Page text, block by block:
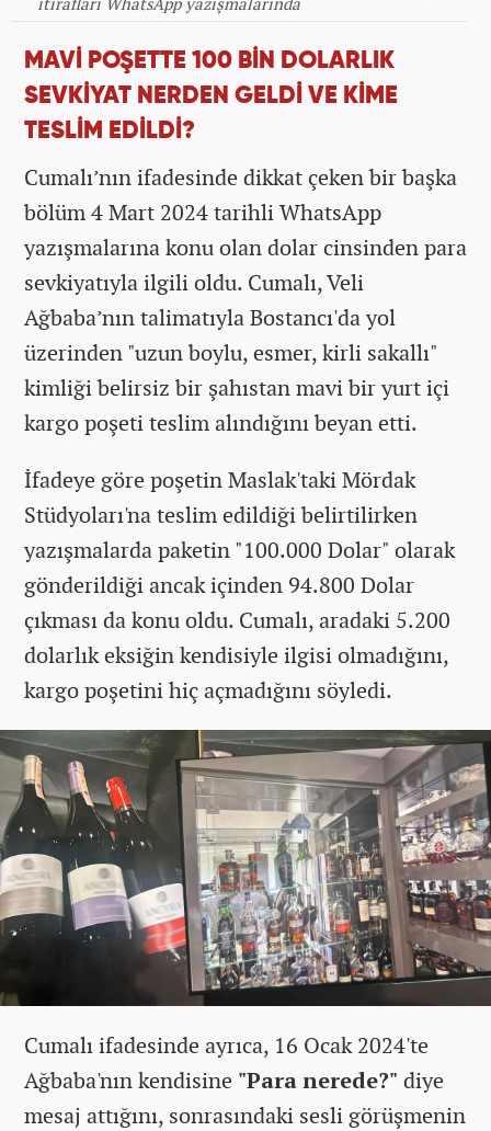
MAVİ POŞETTE 100 BİN DOLARLIK
SEVKİYAT NERDEN GELDİ VE KİME
TESLİM EDİLDİ?
Cumalı’nın ifadesinde dikkat çeken bir başka
bölüm 4 Mart 2024 tarihli WhatsApp
yazışmalarına konu olan dolar cinsinden para
sevkiyatıyla ilgili oldu. Cumalı, Veli
Ağbaba’nın talimatıyla Bostancı'da yol
üzerinden "uzun boylu, esmer, kirli sakallı"
kimliği belirsiz bir şahıstan mavi bir yurt içi
kargo poşeti teslim alındığını beyan etti.
İfadeye göre poşetin Maslak'taki Mördak
Stüdyoları'na teslim edildiği belirtilirken
yazışmalarda paketin "100.000 Dolar" olarak
gönderildiği ancak içinden 94.800 Dolar
çıkması da konu oldu. Cumalı, aradaki 5.200
dolarlık eksiğin kendisiyle ilgisi olmadığını,
kargo poşetini hiç açmadığını söyledi.
Cumalı ifadesinde ayrıca, 16 Ocak 2024'te
Ağbaba'nın kendisine "Para nerede?" diye
mesaj attığını, sonrasındaki sesli görüşmenin